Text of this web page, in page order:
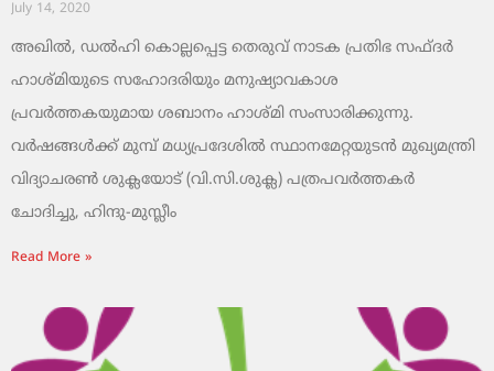
July 14, 2020
അഖില്‍, ഡല്‍ഹി കൊല്ലപ്പെട്ട തെരുവ് നാടക പ്രതിഭ സഫ്ദര്‍
ഹാശ്മിയുടെ സഹോദരിയും മനുഷ്യാവകാശ
പ്രവര്‍ത്തകയുമായ ശബാനം ഹാശ്മി സംസാരിക്കുന്നു.
വര്‍ഷങ്ങള്‍ക്ക് മുമ്പ് മധ്യപ്രദേശില്‍ സ്ഥാനമേറ്റയുടന്‍ മുഖ്യമന്ത്രി
വിദ്യാചരണ്‍ ശുക്ലയോട് (വി.സി.ശുക്ല) പത്രപവര്‍ത്തകര്‍
ചോദിച്ചു, ഹിന്ദു-മുസ്ലീം
Read More »